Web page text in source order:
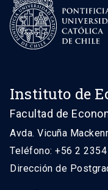
Instituto de
Facultad de
Avda. Vicuña
Teléfono: +56 2
Dirección de